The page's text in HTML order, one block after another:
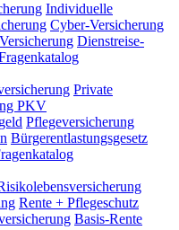
Individuelle
Cyber-Versicherung
Dienstreise-
Private
PKV
Pflegeversicherung
Bürgerentlastungsgesetz
Rente + Pflegeschutz
Basis-Rente